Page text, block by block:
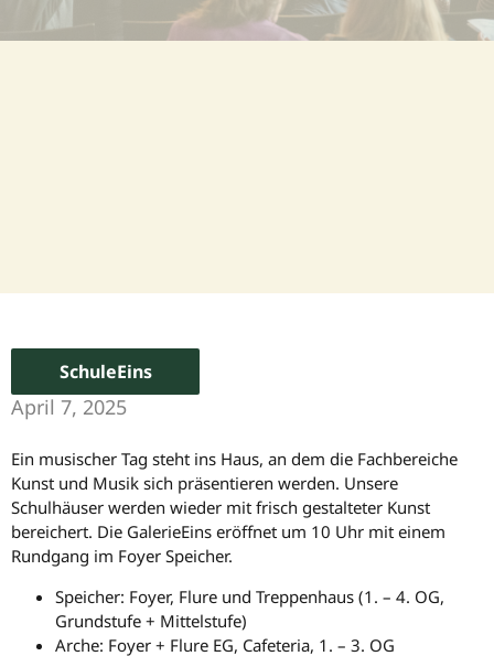
SchuleEins
April 7, 2025
Ein musischer Tag steht ins Haus, an dem die Fachbereiche
Kunst und Musik sich präsentieren werden. Unsere
Schulhäuser werden wieder mit frisch gestalteter Kunst
bereichert. Die GalerieEins eröffnet um 10 Uhr mit einem
Rundgang im Foyer Speicher.
Speicher: Foyer, Flure und Treppenhaus (1. – 4. OG,
Grundstufe + Mittelstufe)
Arche: Foyer + Flure EG, Cafeteria, 1. – 3. OG